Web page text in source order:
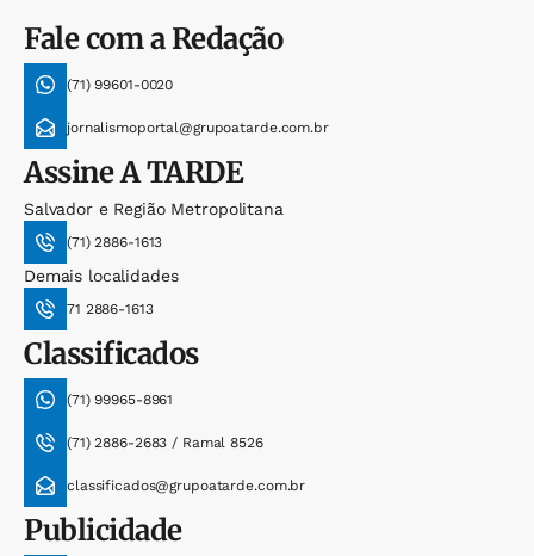
Fale com a Redação
(71) 99601-0020
jornalismoportal@grupoatarde.com.br
AssineA TARDE
Salvador e Região Metropolitana
(71) 2886-1613
Demais localidades
71 2886-1613
Classificados
(71) 99965-8961
(71) 2886-2683 / Ramal 8526
classificados@grupoatarde.com.br
Publicidade